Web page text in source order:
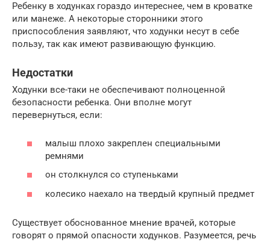
Ребенку в ходунках гораздо интереснее, чем в кроватке
или манеже. А некоторые сторонники этого
приспособления заявляют, что ходунки несут в себе
пользу, так как имеют развивающую функцию.
Недостатки
Ходунки все-таки не обеспечивают полноценной
безопасности ребенка. Они вполне могут
перевернуться, если:
малыш плохо закреплен специальными
ремнями
он столкнулся со ступеньками
колесико наехало на твердый крупный предмет
Существует обоснованное мнение врачей, которые
говорят о прямой опасности ходунков. Разумеется, речь